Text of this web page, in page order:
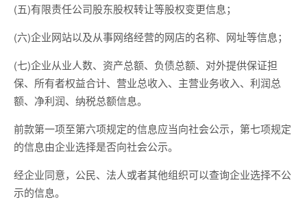
(五)有限责任公司股东股权转让等股权变更信息；
(六)企业网站以及从事网络经营的网店的名称、网址等信息；
(七)企业从业人数、资产总额、负债总额、对外提供保证担
保、所有者权益合计、营业总收入、主营业务收入、利润总
额、净利润、纳税总额信息。
前款第一项至第六项规定的信息应当向社会公示，第七项规定
的信息由企业选择是否向社会公示。
经企业同意，公民、法人或者其他组织可以查询企业选择不公
示的信息。